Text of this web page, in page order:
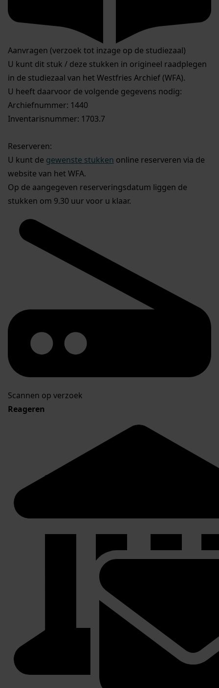
Aanvragen (verzoek tot inzage op de studiezaal)
U kunt dit stuk / deze stukken in origineel raadplegen
in de studiezaal van het Westfries Archief (WFA).
U heeft daarvoor de volgende gegevens nodig:
Archiefnummer: 1440
Inventarisnummer: 1703.7
Reserveren:
U kunt de gewenste stukken online reserveren via de
website van het WFA.
Op de aangegeven reserveringsdatum liggen de
stukken om 9.30 uur voor u klaar.
Scannen op verzoek
Reageren